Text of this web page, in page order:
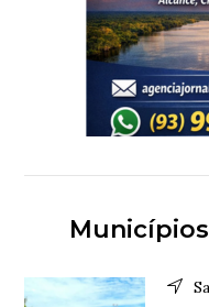
Municípios